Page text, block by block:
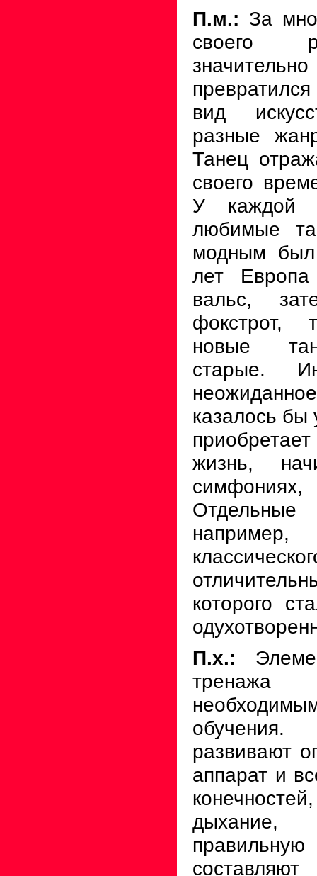
П.м.: За
своего
вид
разные
Танец
своего
У каждой
любимые
модным был
лет Европа
вальс,
фокстрот,
новые
старые.
казалось
жизнь,
которого
П.х.:
обучения.
развивают
аппарат и